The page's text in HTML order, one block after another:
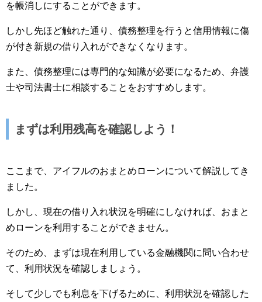
を帳消しにすることができます。
しかし先ほど触れた通り、債務整理を行うと信用情報に傷
が付き新規の借り入れができなくなります。
また、債務整理には専門的な知識が必要になるため、弁護
士や司法書士に相談することをおすすめします。
まずは利用残高を確認しよう！
ここまで、アイフルのおまとめローンについて解説してき
ました。
しかし、現在の借り入れ状況を明確にしなければ、おまと
めローンを利用することができません。
そのため、まずは現在利用している金融機関に問い合わせ
て、利用状況を確認しましょう。
そして少しでも利息を下げるために、利用状況を確認した